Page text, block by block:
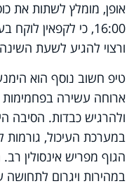
אופן, מומלץ לשתות את
16:00, כי לקפאין
ורצוי להגיע לשעת
טיפ חשוב נוסף הוא
ארוחה עשירה בפחמימות
ולהרגיש כבדות. הסיבה
במערכת העיכול, גורמות
הגוף מפריש אינסולין רב.
במהירות ויגרום לתחושה